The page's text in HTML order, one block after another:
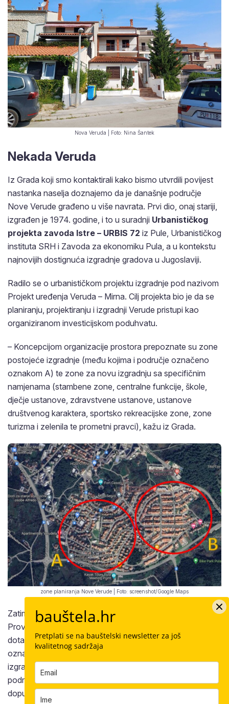
Nova Veruda | Foto: Nina Šantek
Nekada Veruda
Iz Grada koji smo kontaktirali kako bismo utvrdili povijest
nastanka naselja doznajemo da je današnje područje
Nove Verude građeno u više navrata. Prvi dio, onaj stariji,
izgrađen je 1974. godine, i to u suradnji Urbanističkog
projekta zavoda Istre – URBIS 72 iz Pule, Urbanističkog
instituta SRH i Zavoda za ekonomiku Pula, a u kontekstu
najnovijih dostignuća izgradnje gradova u Jugoslaviji.
Radilo se o urbanističkom projektu izgradnje pod nazivom
Projekt uređenja Veruda – Mirna. Cilj projekta bio je da se
planiranju, projektiranju i izgradnji Verude pristupi kao
organiziranom investicijskom poduhvatu.
– Koncepcijom organizacije prostora prepoznate su zone
postojeće izgradnje (među kojima i područje označeno
oznakom A) te zone za novu izgradnju sa specifičnim
namjenama (stambene zone, centralne funkcije, škole,
dječje ustanove, zdravstvene ustanove, ustanove
društvenog karaktera, sportsko rekreacijske zone, zone
turizma i zelenila te prometni pravci), kažu iz Grada.
zone planiranja Nove Verude | Foto: screenshot/Google Maps
Zatim je 1977. godine za isto područje donesen
Provedbeno urbanistički plan Veruda-Pula. Obuhvatio je
dotad neizgrađeno područje Verude, na karti označeno
oznakom ‘B’. Stručni izvođač ostao je isti, a i ovdje su
izgrađene kuće u nizu. Konačno su 1992. godine za dio
područja Nove Verude pod slovom B izrađene izmjene i
dopune PUP-a Veruda-Porat, kojim je utvrđena danas
bauštela.hr
Pretplati se na bauštelski newsletter za još
kvalitetnog sadržaja